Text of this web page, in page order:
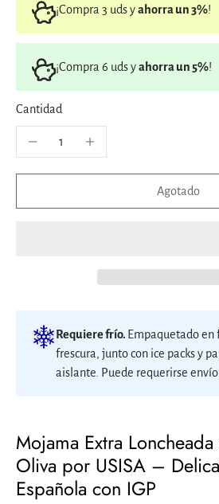
¡Compra 3 uds yahorra un 3%!
¡Compra 6 uds yahorra un 5%!
Cantidad
Agotado
Requiere frío. Empaquetado
frescura, junto con ice packs y
aislante. Puede requerirse
Mojama Extra
Oliva por USISA –
Española con IGP